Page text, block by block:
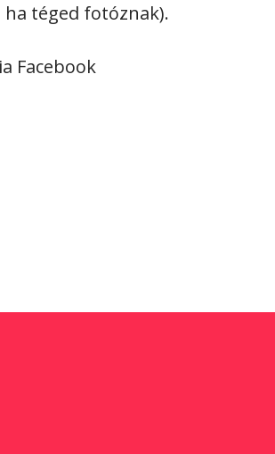
téged fotóznak).
Facebook